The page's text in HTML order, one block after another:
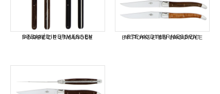
STEAK/DINERMESSEN 'ANDRÉE PUTMAN' BY FORGE DE LAGUIOLE STEAK/DINERMESSEN MET HOUTEN HANDVAT BY FORGE DE LAGUIOLE